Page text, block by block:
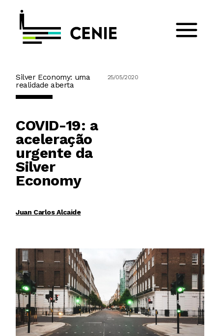
Silver Economy: uma
realidade aberta
25/05/2020
COVID-19: a
aceleração
urgente da
Silver
Economy
Juan Carlos Alcaide